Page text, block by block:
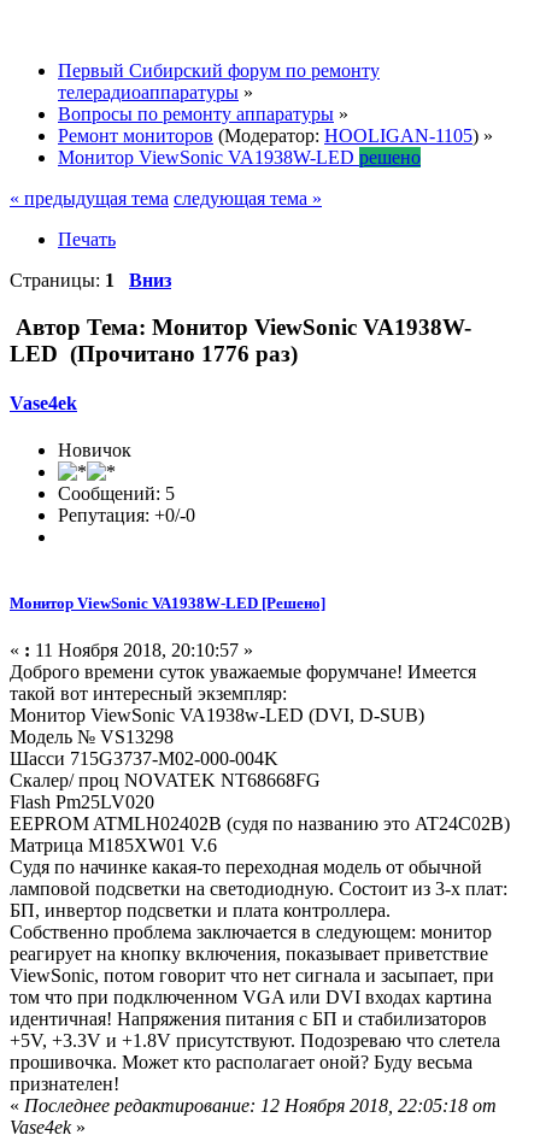
Первый Сибирский форум по ремонту
телерадиоаппаратуры »
Вопросы по ремонту аппаратуры »
Ремонт мониторов (Модератор: HOOLIGAN-1105) »
Монитор ViewSonic VA1938W-LED решено
« предыдущая тема следующая тема »
Печать
Страницы: 1 Вниз
Автор Тема: Монитор ViewSonic VA1938W-
LED (Прочитано 1776 раз)
Vase4ek
Новичок
Сообщений: 5
Репутация: +0/-0
Монитор ViewSonic VA1938W-LED [Решено]
« : 11 Ноября 2018, 20:10:57 »
Доброго времени суток уважаемые форумчане! Имеется
такой вот интересный экземпляр:
Монитор ViewSonic VA1938w-LED (DVI, D-SUB)
Модель № VS13298
Шасси 715G3737-M02-000-004K
Скалер/ проц NOVATEK NT68668FG
Flash Pm25LV020
EEPROM ATMLH02402B (судя по названию это AT24C02B)
Матрица M185XW01 V.6
Судя по начинке какая-то переходная модель от обычной
ламповой подсветки на светодиодную. Состоит из 3-х плат:
БП, инвертор подсветки и плата контроллера.
Собственно проблема заключается в следующем: монитор
реагирует на кнопку включения, показывает приветствие
ViewSonic, потом говорит что нет сигнала и засыпает, при
том что при подключенном VGA или DVI входах картина
идентичная! Напряжения питания с БП и стабилизаторов
+5V, +3.3V и +1.8V присутствуют. Подозреваю что слетела
прошивочка. Может кто располагает оной? Буду весьма
признателен!
« Последнее редактирование: 12 Ноября 2018, 22:05:18 от
Vase4ek»